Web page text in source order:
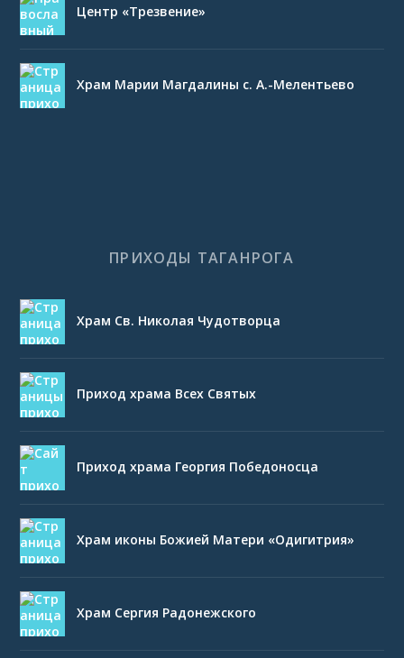
Центр «Трезвение»
Храм Марии Магдалины с. А.-Мелентьево
ПРИХОДЫ ТАГАНРОГА
Храм Св. Николая Чудотворца
Приход храма Всех Святых
Приход храма Георгия Победоносца
Храм иконы Божией Матери «Одигитрия»
Храм Сергия Радонежского